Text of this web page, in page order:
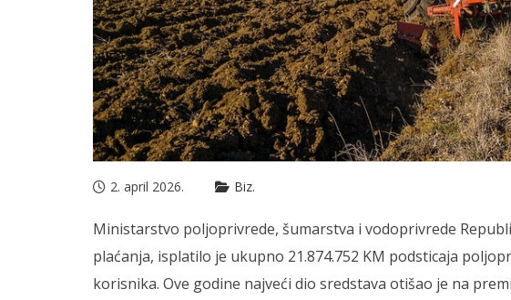
2. april 2026. Biz.
Ministarstvo poljoprivrede, šumarstva i vodoprivrede
plaćanja, isplatilo je ukupno 21.874.752 KM podsticaja
korisnika. Ove godine najveći dio sredstava otišao je na